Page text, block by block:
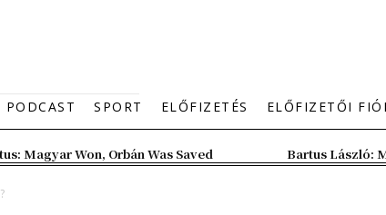
PODCAST SPORT ELŐFIZETÉS ELŐFIZETŐI
Magyar Won, Orbán Was Saved Bartus László: